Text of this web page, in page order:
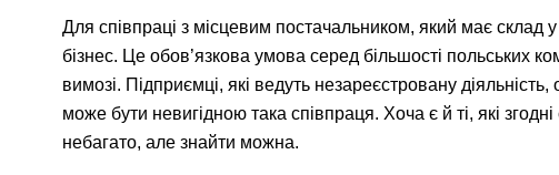
Для співпраці з місцевим постачальником, який має склад
бізнес. Це обов’язкова умова серед більшості польських
вимозі. Підприємці, які ведуть незареєстровану
може бути невигідною така співпраця. Хоча є й ті, які
небагато, але знайти можна.